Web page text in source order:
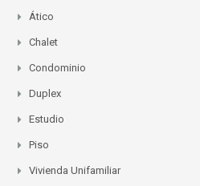
Ático
Chalet
Condominio
Duplex
Estudio
Piso
Vivienda Unifamiliar